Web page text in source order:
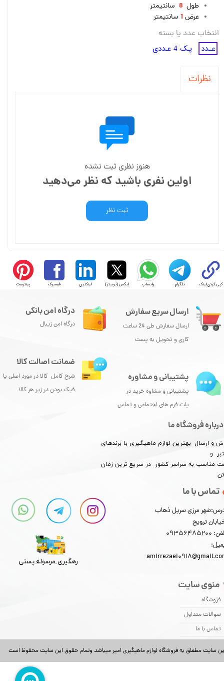
طول 8 سانتیمتر
عرض 1 سانتیمتر
انتخاب عدد یا بسته
عــدد پـک 4 عـددی
نظرات
هنوز نظری ثبت نشده
اولین نفری باشید که نظر می‌دهید
ثبت نظر
کپی کردن لینک تلگرام واتساپ ایکس (توییتر) لینکدین فیسبوک پینترست
سایت مطعلق به فروشگاه لوازم ماهیگیری امیر میباشد وتمام حقوق این سایت محفوظ است
ارسال سریع سفارش
ارسال سفارش طی 24 ساعت
کاری و تحویل به پست
درباره فروشگاه ما
و ارسال بهترین لوازم ماهیگیری با برندهای
و
مناسب به سراسر کشور در سریع ترین زمان
منوی سایت
فروشگاه
سوالات متداول
تماس با ما
تماس با ما
مرزی سرپل ذهاب
ترویج
درگاه امن بانکی
درگاه امن زیبال
پشتیبانی و مشاوره
پشتیبانی و مشاوه خرید در
پلت فرم های اجتماعی و تماس
ضمانت اصالت کالا
شرح کامل کالا در مورد اصلی یا
فیک بودن در زیر هر کالا
رهگیری مرسوله پستی​​​​​​​